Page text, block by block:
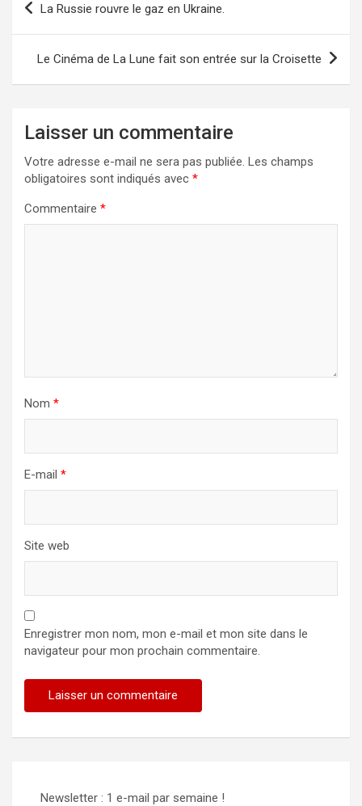
La Russie rouvre le gaz en Ukraine.
Le Cinéma de La Lune fait son entrée sur la Croisette
Laisser un commentaire
Votre adresse e-mail ne sera pas publiée. Les champs
obligatoires sont indiqués avec *
Commentaire *
Nom *
E-mail *
Site web
Enregistrer mon nom, mon e-mail et mon site dans le
navigateur pour mon prochain commentaire.
Newsletter : 1 e-mail par semaine !